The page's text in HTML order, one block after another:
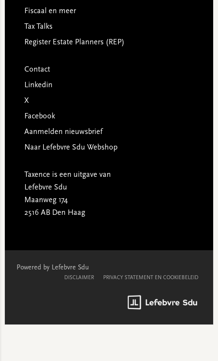
Fiscaal en meer
Tax Talks
Register Estate Planners (REP)
Contact
Linkedin
X
Facebook
Aanmelden nieuwsbrief
Naar Lefebvre Sdu Webshop
Taxence is een uitgave van
Lefebvre Sdu
Maanweg 174
2516 AB Den Haag
Powered by Lefebvre Sdu
DISCLAIMER PRIVACY STATEMENT EN COOKIEBELEID